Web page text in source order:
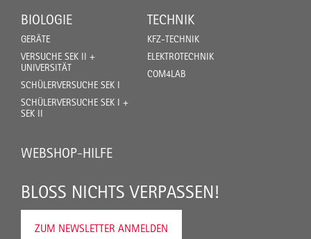
BIOLOGIE
GERÄTE
VERSUCHE SEK II +
UNIVERSITÄT
SCHÜLERVERSUCHE SEK I
SCHÜLERVERSUCHE SEK I +
SEK II
TECHNIK
KFZ-TECHNIK
ELEKTROTECHNIK
COM4LAB
WEBSHOP-HILFE
BLOSS NICHTS VERPASSEN!
ZUM NEWSLETTER ANMELDEN